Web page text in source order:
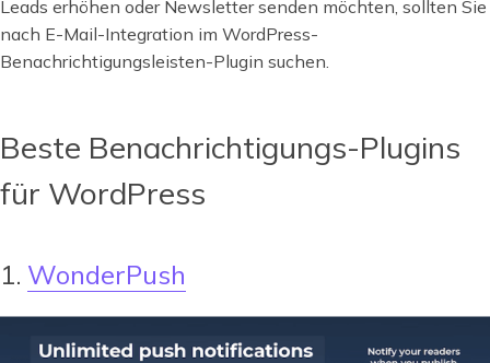
Leads erhöhen oder Newsletter senden möchten, sollten Sie
nach E-Mail-Integration im WordPress-
Benachrichtigungsleisten-Plugin suchen.
Beste Benachrichtigungs-Plugins
für WordPress
1. WonderPush